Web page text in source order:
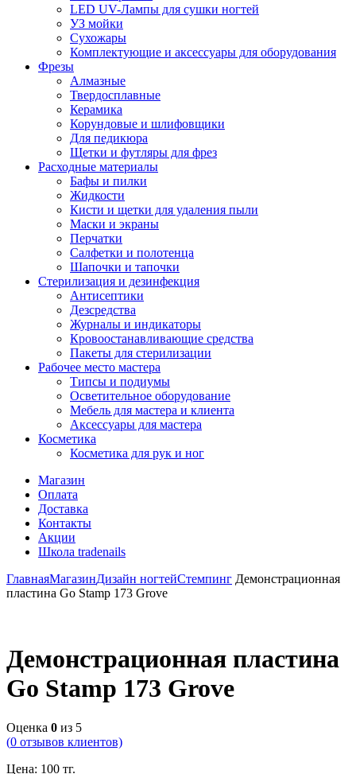
LED UV-Лампы для сушки ногтей
УЗ мойки
Сухожары
Комплектующие и аксессуары для оборудования
Фрезы
Алмазные
Твердосплавные
Керамика
Корундовые и шлифовщики
Для педикюра
Щетки и футляры для фрез
Расходные материалы
Бафы и пилки
Жидкости
Кисти и щетки для удаления пыли
Маски и экраны
Перчатки
Салфетки и полотенца
Шапочки и тапочки
Стерилизация и дезинфекция
Антисептики
Дезсредства
Журналы и индикаторы
Кровоостанавливающие средства
Пакеты для стерилизации
Рабочее место мастера
Типсы и подиумы
Осветительное оборудование
Мебель для мастера и клиента
Аксессуары для мастера
Косметика
Косметика для рук и ног
Магазин
Оплата
Доставка
Контакты
Акции
Школа tradenails
ГлавнаяМагазинДизайн ногтейСтемпинг Демонстрационная
пластина Go Stamp 173 Grove
Демонстрационная пластина
Go Stamp 173 Grove
Оценка 0 из 5
(0 отзывов клиентов)
Цена: 100 тг.